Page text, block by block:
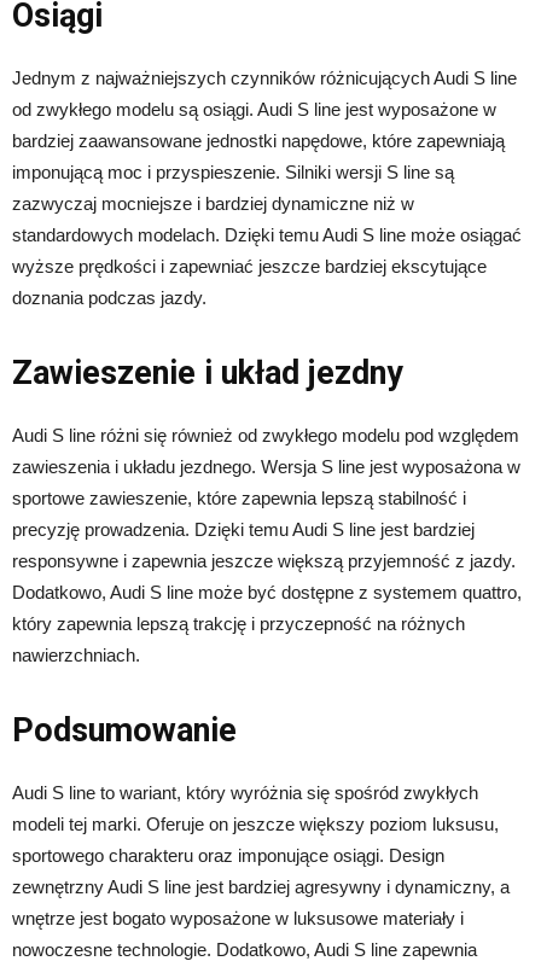
Osiągi
Jednym z najważniejszych czynników różnicujących Audi S line
od zwykłego modelu są osiągi. Audi S line jest wyposażone w
bardziej zaawansowane jednostki napędowe, które zapewniają
imponującą moc i przyspieszenie. Silniki wersji S line są
zazwyczaj mocniejsze i bardziej dynamiczne niż w
standardowych modelach. Dzięki temu Audi S line może osiągać
wyższe prędkości i zapewniać jeszcze bardziej ekscytujące
doznania podczas jazdy.
Zawieszenie i układ jezdny
Audi S line różni się również od zwykłego modelu pod względem
zawieszenia i układu jezdnego. Wersja S line jest wyposażona w
sportowe zawieszenie, które zapewnia lepszą stabilność i
precyzję prowadzenia. Dzięki temu Audi S line jest bardziej
responsywne i zapewnia jeszcze większą przyjemność z jazdy.
Dodatkowo, Audi S line może być dostępne z systemem quattro,
który zapewnia lepszą trakcję i przyczepność na różnych
nawierzchniach.
Podsumowanie
Audi S line to wariant, który wyróżnia się spośród zwykłych
modeli tej marki. Oferuje on jeszcze większy poziom luksusu,
sportowego charakteru oraz imponujące osiągi. Design
zewnętrzny Audi S line jest bardziej agresywny i dynamiczny, a
wnętrze jest bogato wyposażone w luksusowe materiały i
nowoczesne technologie. Dodatkowo, Audi S line zapewnia